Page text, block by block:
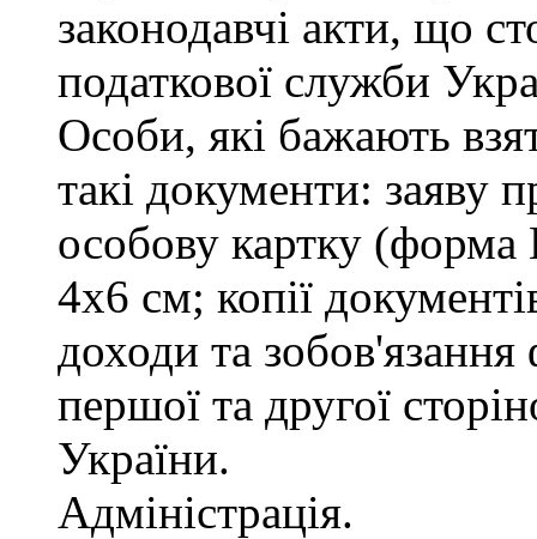
законодавчі акти, що
податкової служби
Особи, які бажають
такі документи: заяву
особову картку
4х6 см; копії
доходи та зобов'язання
першої та другої
України.
Адміністрація.